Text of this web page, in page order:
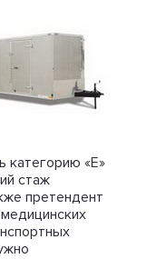
категорию «Е»
стаж
претендент